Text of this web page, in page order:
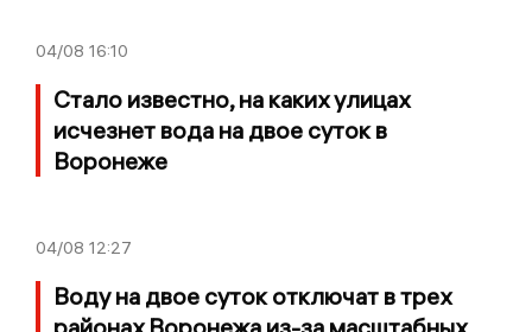
04/08 16:10
Стало известно, на каких улицах
исчезнет вода на двое суток в
Воронеже
04/08 12:27
Воду на двое суток отключат в трех